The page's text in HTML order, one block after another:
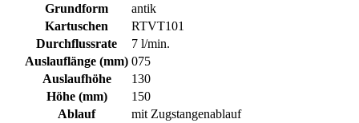
Grundform
antik
Kartuschen
RTVT101
Durchflussrate
7 l/min.
Auslauflänge (mm) 075
Auslaufhöhe
130
Höhe (mm)
150
Ablauf
mit Zugstangenablauf